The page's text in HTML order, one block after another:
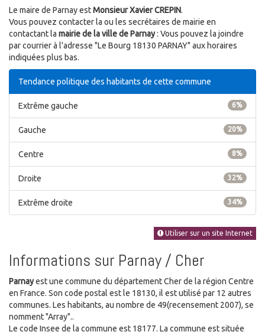
Le maire de Parnay estMonsieur Xavier CREPIN.
Vous pouvez contacter la ou les secrétaires de mairie en
contactant la mairie de la ville de Parnay: Vous pouvez la joindre
par courrier à l'adresse "Le Bourg 18130 PARNAY" aux horaires
indiquées plus bas.
Tendance politique des habitants de cette commune
6%
Extrême gauche
20%
Gauche
8%
Centre
32%
Droite
34%
Extrême droite
Utiliser sur un site Internet
Informations sur Parnay / Cher
Parnayest une commune du département Cher de la région Centre
en France. Son code postal est le 18130, il est utilisé par 12 autres
communes. Les habitants, au nombre de 49(recensement 2007), se
nomment "Array"..
Le code Insee de la commune est 18177. La commune est située